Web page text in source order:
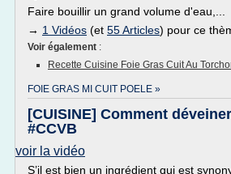
Faire bouillir un grand volume d'eau,...
→ 1 Vidéos (et 55 Articles) pour ce
Voir également :
Recette Cuisine Foie Gras Cuit Au
FOIE GRAS MI CUIT POELE »
[CUISINE] Comment
#CCVB
voir la vidéo
S’il est bien un ingrédient qui est